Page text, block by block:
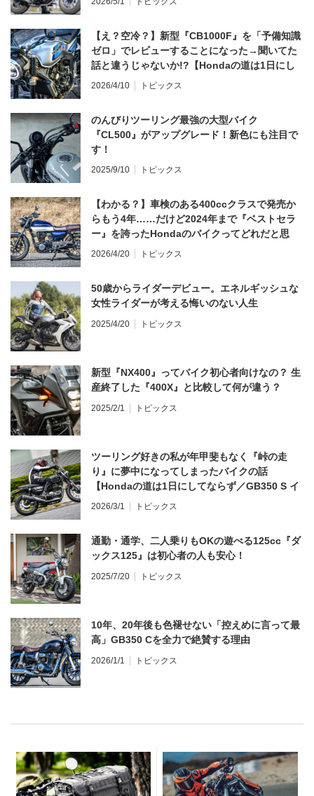
【え？空冷？】新型『CB1000F』を「予備知識
ゼロ」でレビューすることになった→聞いてた
話と違うじゃないか!?【Hondaの道は1日にし
てならず／CB1000F ①第一印象 編】
2026/4/10 トピックス
のんびりツーリング最強の大型バイク
『CL500』がアップグレード！新色にも注目で
す！
2025/9/10 トピックス
【わかる？】車検のある400ccクラスで発売か
らもう4年……だけど2024年まで『ベストセラ
ー』を誇ったHondaのバイクってどれだと思
う？
2026/4/20 トピックス
50歳からライダーデビュー。エネルギッシュな
女性ライダーが考える悔いのない人生
2025/4/20 トピックス
新型『NX400』ってバイク初心者向けなの？ 生
産終了した『400X』と比較して何が違う？
2025/2/1 トピックス
ツーリング好きの私が年甲斐もなく『峠の走
り』に夢中になってしまったバイクの話
【Hondaの道は1日にしてならず／GB350 S イ
ンプレ・レビュー 前編】
2026/3/1 トピックス
通勤・通学、二人乗りもOKの遊べる125cc『ダ
ックス125』は初心者の人も安心！
2025/7/20 トピックス
10年、20年後も色褪せない「控えめに言って最
高」GB350 Cを全力で絶賛する理由
2026/1/1 トピックス